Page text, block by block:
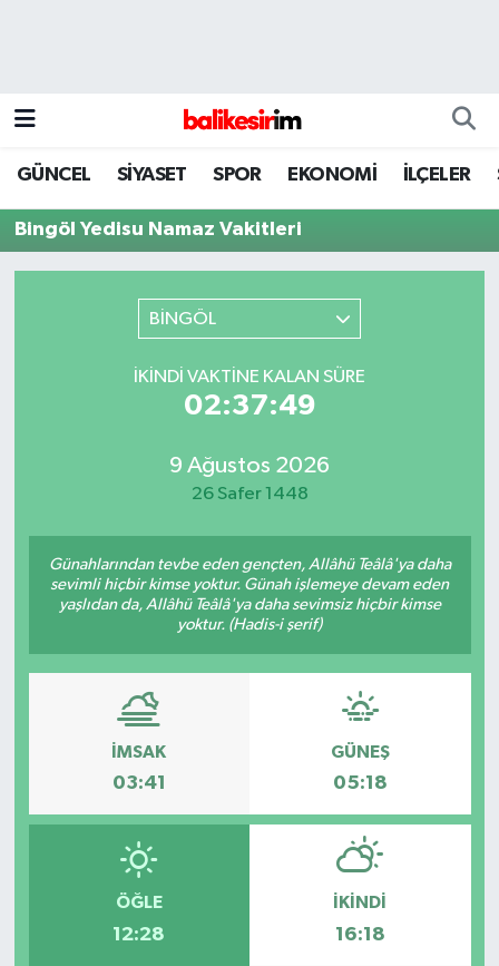
GÜNCEL SİYASET SPOR EKONOMİ İLÇELER
Bingöl Yedisu Namaz Vakitleri
BİNGÖL
İKINDI VAKTINE KALAN SÜRE
02:37:49
9 Ağustos 2026
26 Safer 1448
Günahlarından tevbe eden gençten, Allâhü Teâlâ'ya daha
sevimli hiçbir kimse yoktur. Günah işlemeye devam eden
yaşlıdan da, Allâhü Teâlâ'ya daha sevimsiz hiçbir kimse
yoktur. (Hadis-i şerif)
İMSAK
03:41
GÜNEŞ
05:18
ÖĞLE
12:28
İKINDI
16:18